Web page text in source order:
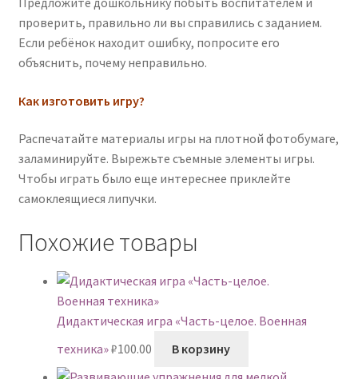
проверить, правильно ли вы справились с заданием.
Если ребёнок находит ошибку, попросите его
объяснить, почему неправильно.
Как изготовить игру?
Распечатайте материалы игры на плотной фотобумаге,
заламинируйте. Вырежьте съемные элементы игры.
Чтобы играть было еще интереснее приклейте
самоклеящиеся липучки.
Похожие товары
Дидактическая игра «Часть-целое. Военная
техника»₽100.00 В корзину